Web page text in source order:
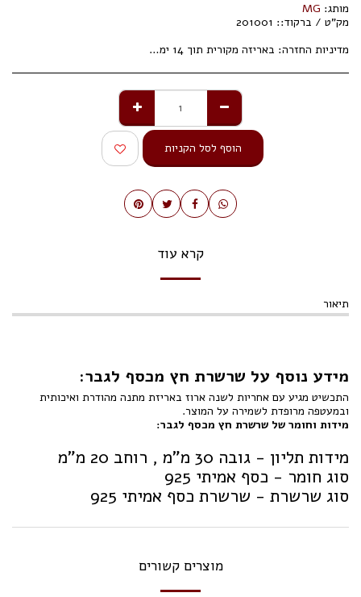
מותג: MG
מק"ט / ברקוד:: 201001
מדיניות החזרה: באריזה מקורית תוך 14 ימי עסקים.
הוסף לסל הקניות
קרא עוד
תיאור
מידע נוסף על שרשרת חץ מכסף לגבר:
התכשיט מגיע עם אחריות לשנה ארוז באריזת מתנה מהודרת ואיכותית
ובמעטפה מרופדת לשמירה על המוצר.
מידות וחומר של שרשרת חץ מכסף לגבר:
מידות תליון - גובה 30 מ"מ , רוחב 20 מ"מ
סוג חומר - כסף אמיתי 925
סוג שרשרת - שרשרת כסף אמיתי 925
מוצרים קשורים